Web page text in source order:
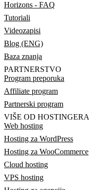
Horizons - FAQ
Tutoriali
Videozapisi
Blog (ENG)
Baza znanja
PARTNERSTVO
Program preporuka
Affiliate program
Partnerski program
VIŠE OD HOSTINGERA
Web hosting
Hosting za WordPress
Hosting za WooCommerce
Cloud hosting
VPS hosting